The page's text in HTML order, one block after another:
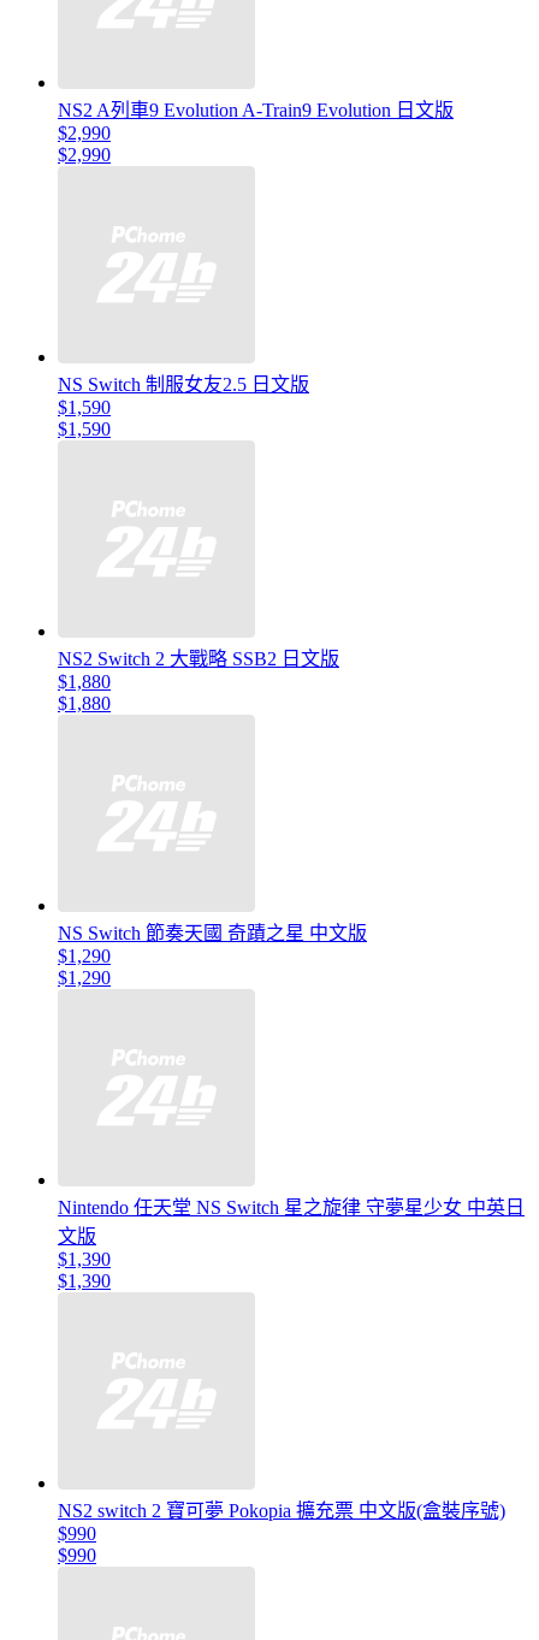
NS2 A列車9 Evolution A-Train9 Evolution 日文版
$2,990
$2,990
NS Switch 制服女友2.5 日文版
$1,590
$1,590
NS2 Switch 2 大戰略 SSB2 日文版
$1,880
$1,880
NS Switch 節奏天國 奇蹟之星 中文版
$1,290
$1,290
Nintendo 任天堂 NS Switch 星之旋律 守夢星少女 中英日
文版
$1,390
$1,390
NS2 switch 2 寶可夢 Pokopia 擴充票 中文版(盒裝序號)
$990
$990